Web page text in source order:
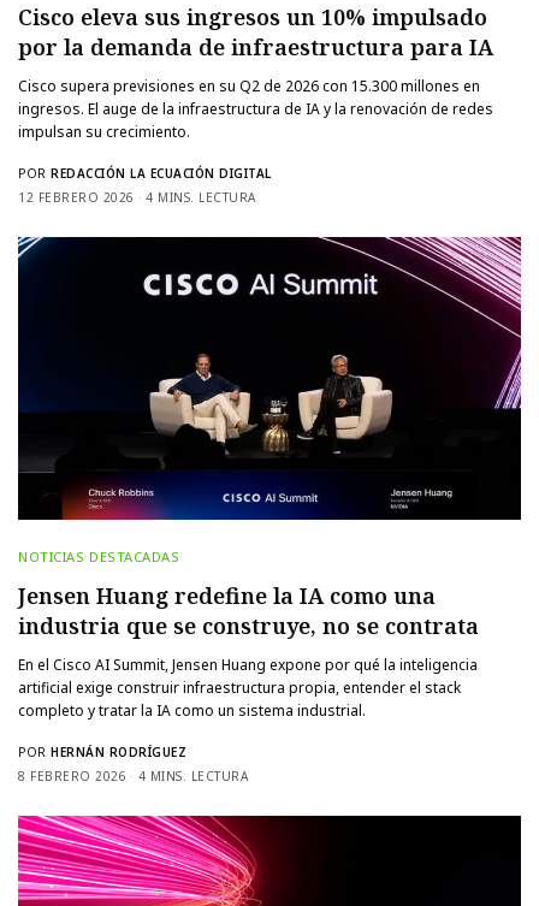
Cisco eleva sus ingresos un 10% impulsado
por la demanda de infraestructura para IA
Cisco supera previsiones en su Q2 de 2026 con 15.300 millones en
ingresos. El auge de la infraestructura de IA y la renovación de redes
impulsan su crecimiento.
POR REDACCIÓN LA ECUACIÓN DIGITAL
12 FEBRERO 2026
4 MINS. LECTURA
NOTICIAS DESTACADAS
Jensen Huang redefine la IA como una
industria que se construye, no se contrata
En el Cisco AI Summit, Jensen Huang expone por qué la inteligencia
artificial exige construir infraestructura propia, entender el stack
completo y tratar la IA como un sistema industrial.
POR HERNÁN RODRÍGUEZ
8 FEBRERO 2026
4 MINS. LECTURA